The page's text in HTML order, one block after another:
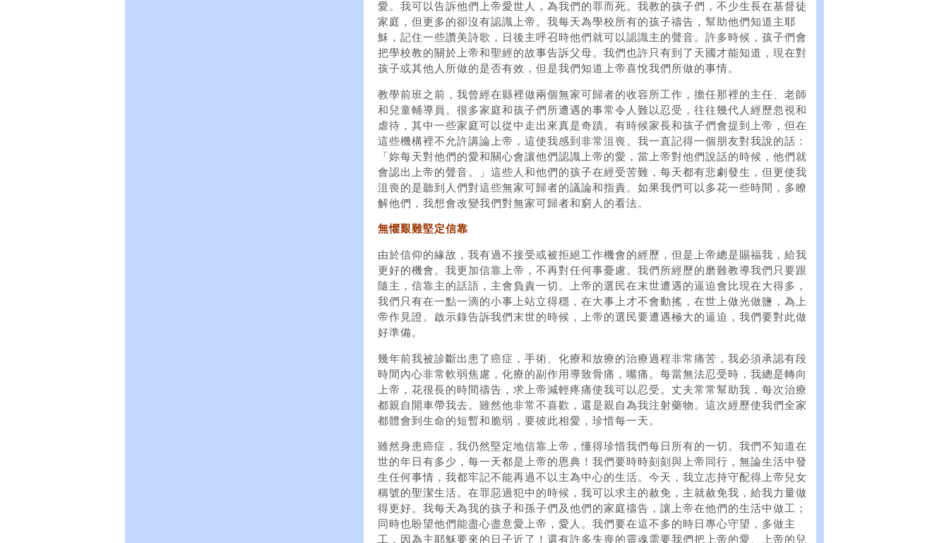
愛。我可以告訴他們上帝愛世人，為我們的罪而死。我教的孩子們，不少生長在基督徒
家庭，但更多的卻沒有認識上帝。我每天為學校所有的孩子禱告，幫助他們知道主耶
穌，記住一些讚美詩歌，日後主呼召時他們就可以認識主的聲音。許多時候，孩子們會
把學校教的關於上帝和聖經的故事告訴父母。我們也許只有到了天國才能知道，現在對
孩子或其他人所做的是否有效，但是我們知道上帝喜悅我們所做的事情。
教學前班之前，我曾經在縣裡做兩個無家可歸者的收容所工作，擔任那裡的主任、老師
和兒童輔導員。很多家庭和孩子們所遭遇的事常令人難以忍受，往往幾代人經歷忽視和
虐待，其中一些家庭可以從中走出來真是奇蹟。有時候家長和孩子們會提到上帝，但在
這些機構裡不允許講論上帝，這使我感到非常沮喪。我一直記得一個朋友對我說的話：
「妳每天對他們的愛和關心會讓他們認識上帝的愛，當上帝對他們說話的時候，他們就
會認出上帝的聲音。」這些人和他們的孩子在經受苦難，每天都有悲劇發生，但更使我
沮喪的是聽到人們對這些無家可歸者的議論和指責。如果我們可以多花一些時間，多瞭
解他們，我想會改變我們對無家可歸者和窮人的看法。
無懼艱難堅定信靠
由於信仰的緣故，我有過不接受或被拒絕工作機會的經歷，但是上帝總是賜福我，給我
更好的機會。我更加信靠上帝，不再對任何事憂慮。我們所經歷的磨難教導我們只要跟
隨主，信靠主的話語，主會負責一切。上帝的選民在末世遭遇的逼迫會比現在大得多，
我們只有在一點一滴的小事上站立得穩，在大事上才不會動搖，在世上做光做鹽，為上
帝作見證。啟示錄告訴我們末世的時候，上帝的選民要遭遇極大的逼迫，我們要對此做
好準備。
幾年前我被診斷出患了癌症，手術、化療和放療的治療過程非常痛苦，我必須承認有段
時間內心非常軟弱焦慮，化療的副作用導致骨痛，嘴痛。每當無法忍受時，我總是轉向
上帝，花很長的時間禱告，求上帝減輕疼痛使我可以忍受。丈夫常常幫助我，每次治療
都親自開車帶我去。雖然他非常不喜歡，還是親自為我注射藥物。這次經歷使我們全家
都體會到生命的短暫和脆弱，要彼此相愛，珍惜每一天。
雖然身患癌症，我仍然堅定地信靠上帝，懂得珍惜我們每日所有的一切。我們不知道在
世的年日有多少，每一天都是上帝的恩典！我們要時時刻刻與上帝同行，無論生活中發
生任何事情，我都牢記不能再過不以主為中心的生活。今天，我立志持守配得上帝兒女
稱號的聖潔生活。在罪惡過犯中的時候，我可以求主的赦免，主就赦免我，給我力量做
得更好。我每天為我的孩子和孫子們及他們的家庭禱告，讓上帝在他們的生活中做工；
同時也盼望他們能盡心盡意愛上帝，愛人。我們要在這不多的時日專心守望，多做主
工，因為主耶穌要來的日子近了！還有許多失喪的靈魂需要我們把上帝的愛、上帝的兒